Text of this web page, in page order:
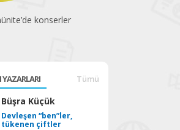
sevenlerin heyecanla
Tümü
Büşra Küçük
Devleşen “ben”ler,
tükenen çiftler